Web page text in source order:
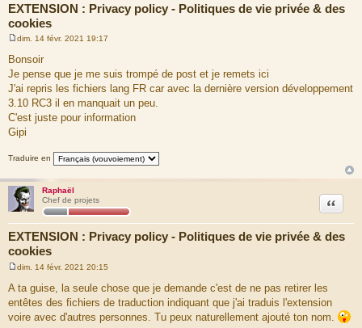
EXTENSION : Privacy policy - Politiques de vie privée & des
cookies
e
s
s
a
g
e
dim. 14 févr. 2021 19:17
Bonsoir
Je pense que je me suis trompé de post et je remets ici
J'ai repris les fichiers lang FR car avec la dernière version développement
3.10 RC3 il en manquait un peu.
C'est juste pour information
Gipi
Traduire en
Raphaël
Chef de projets
EXTENSION : Privacy policy - Politiques de vie privée & des
cookies
Citation
e
s
s
a
g
dim. 14 févr. 2021 20:15
A ta guise, la seule chose que je demande c'est de ne pas retirer les
entêtes des fichiers de traduction indiquant que j'ai traduis l'extension
voire avec d'autres personnes. Tu peux naturellement ajouté ton nom.